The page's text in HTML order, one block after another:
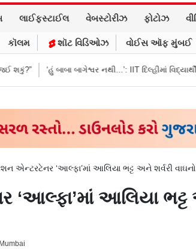
લાઈફસ્ટાઈલ વેબસ્ટોરીઝ ફોટોઝ
કૉલમ શૉટ વિડિઓઝ વોઈસ ઑફ મુંબઈ
બાગેશ્વર નથી...’: IIT દિલ્હીમાં વિદ્યાર્થીઓ સાથે PM
એન્ટરટેનર ‘આલ્ફા’માં આલિયા ભટ્ટ અને શર્વરી
‘આલ્ફા’માં આલિયા